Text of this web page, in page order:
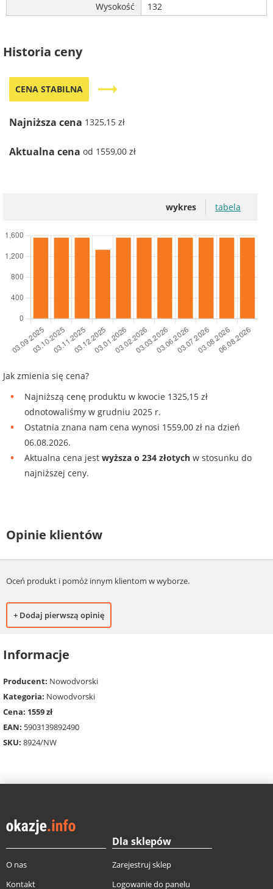
Wysokość
132
Historia ceny
CENA STABILNA trending_flat
Najniższa cena 1325,15 zł
Aktualna cena od 1559,00 zł
wykres tabela
Jak zmienia się cena?
Najniższą cenę produktu w kwocie 1325,15 zł
odnotowaliśmy w grudniu 2025 r.
Ostatnia znana nam cena wynosi 1559,00 zł na dzień
06.08.2026.
Aktualna cena jest wyższa o 234 złotych w stosunku do
najniższej ceny.
Opinie klientów
Oceń produkt i pomóż innym klientom w wyborze.
+ Dodaj pierwszą opinię
Informacje
Producent: Nowodvorski
Kategoria: Nowodvorski
Cena: 1559 zł
EAN: 5903139892490
SKU: 8924/NW
O nas
Kontakt
Dla sklepów
Zarejestruj sklep
Logowanie do panelu